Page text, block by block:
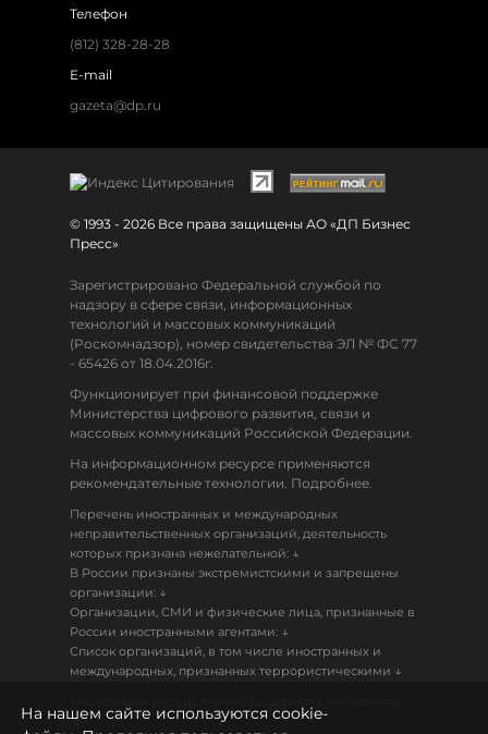
Телефон
(812) 328-28-28
E-mail
gazeta@dp.ru
© 1993 - 2026 Все права защищены АО «ДП Бизнес
Пресс»
Зарегистрировано Федеральной службой по
надзору в сфере связи, информационных
технологий и массовых коммуникаций
(Роскомнадзор), номер свидетельства ЭЛ № ФС 77
- 65426 от 18.04.2016г.
Функционирует при финансовой поддержке
Министерства цифрового развития, связи и
массовых коммуникаций Российской Федерации.
На информационном ресурсе применяются
рекомендательные технологии. Подробнее.
Перечень иностранных и международных
неправительственных организаций, деятельность
которых признана нежелательной: ↓
В России признаны экстремистскими и запрещены
организации: ↓
Организации, СМИ и физические лица, признанные в
России иностранными агентами: ↓
Список организаций, в том числе иностранных и
международных, признанных террористическими ↓
18+
На нашем сайте используются cookie-